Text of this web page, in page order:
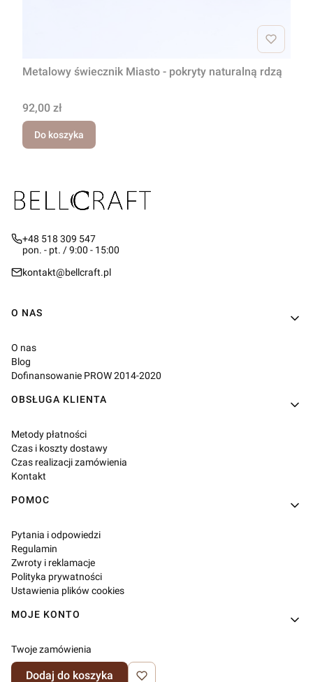
Metalowy świecznik Miasto - pokryty naturalną rdzą
Cena
92,00 zł
Do koszyka
+48 518 309 547
pon. - pt. / 9:00 - 15:00
kontakt@bellcraft.pl
Linki w stopce
O NAS
O nas
Blog
Dofinansowanie PROW 2014-2020
OBSŁUGA KLIENTA
Metody płatności
Czas i koszty dostawy
Czas realizacji zamówienia
Kontakt
POMOC
Pytania i odpowiedzi
Regulamin
Zwroty i reklamacje
Polityka prywatności
Ustawienia plików cookies
MOJE KONTO
Twoje zamówienia
Ustawienia konta
Ulubione
Dodaj do koszyka